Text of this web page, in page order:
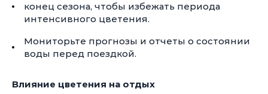
конец сезона, чтобы избежать периода
интенсивного цветения.
Мониторьте прогнозы и отчеты о состоянии
воды перед поездкой.
Влияние цветения на отдых